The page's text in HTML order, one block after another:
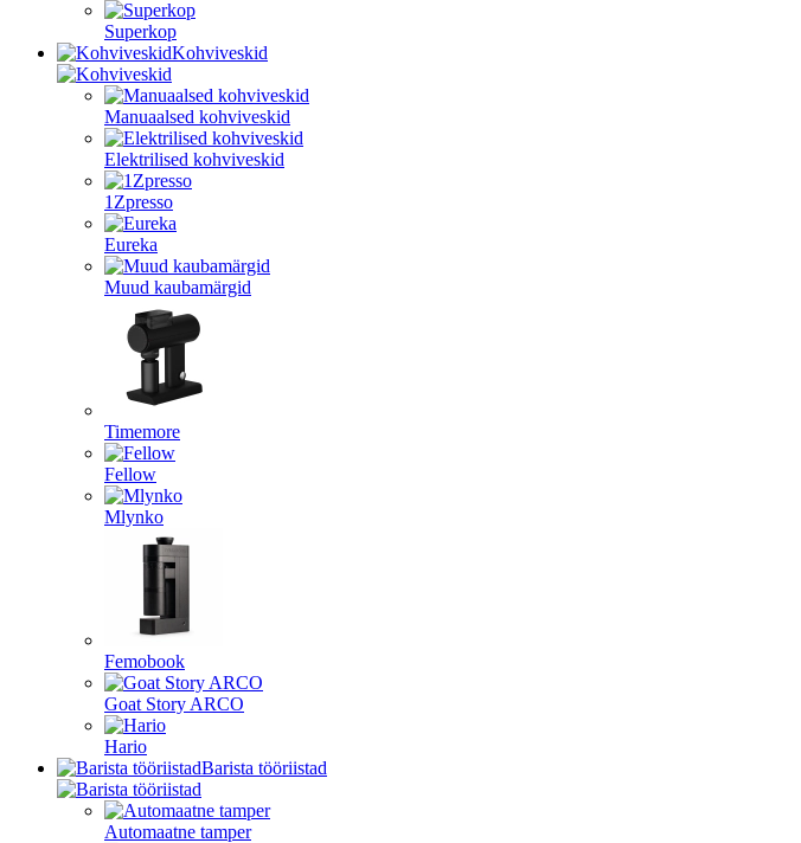
Superkop
Kohviveskid
Manuaalsed kohviveskid
Elektrilised kohviveskid
1Zpresso
Eureka
Muud kaubamärgid
Timemore
Fellow
Mlynko
Femobook
Goat Story ARCO
Hario
Barista tööriistad
Automaatne tamper